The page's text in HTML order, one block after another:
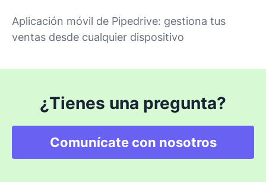
Aplicación móvil de Pipedrive: gestiona tus
ventas desde cualquier dispositivo
¿Tienes una pregunta?
Comunícate con nosotros